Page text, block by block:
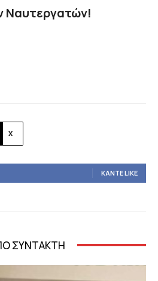
Ναυτεργατών!
X
ΚΆΝΤΕ LIKE
ΣΥΝΤΑΚΤΗ